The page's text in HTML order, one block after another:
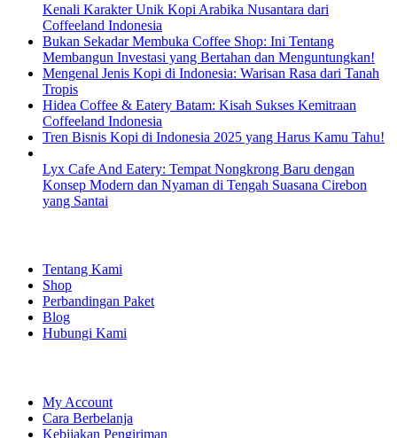
Kenali Karakter Unik Kopi Arabika Nusantara dari
Coffeeland Indonesia
Bukan Sekadar Membuka Coffee Shop: Ini Tentang
Membangun Investasi yang Bertahan dan Menguntungkan!
Mengenal Jenis Kopi di Indonesia: Warisan Rasa dari Tanah
Tropis
Hidea Coffee & Eatery Batam: Kisah Sukses Kemitraan
Coffeeland Indonesia
Tren Bisnis Kopi di Indonesia 2025 yang Harus Kamu Tahu!
Lyx Cafe And Eatery: Tempat Nongkrong Baru dengan
Konsep Modern dan Nyaman di Tengah Suasana Cirebon
yang Santai
Tentang Kami
Shop
Perbandingan Paket
Blog
Hubungi Kami
My Account
Cara Berbelanja
Kebijakan Pengiriman